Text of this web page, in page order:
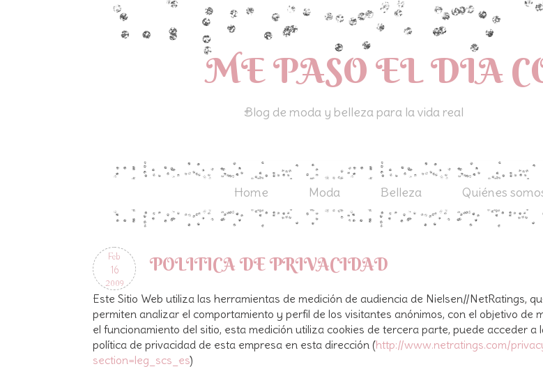
ME PASO EL DIA
Blog de moda y belleza para la vida real
Home Moda Belleza Quiénes
Feb
16
2009
POLITICA DE PRIVACIDAD
Este Sitio Web utiliza las herramientas de medición de audiencia de Nielsen//NetRatings,
permiten analizar el comportamiento y perfil de los visitantes anónimos, con el objetivo de
el funcionamiento del sitio, esta medición utiliza cookies de tercera parte, puede acceder a
política de privacidad de esta empresa en esta dirección (http://www.netratings.com/
section=leg_scs_es)